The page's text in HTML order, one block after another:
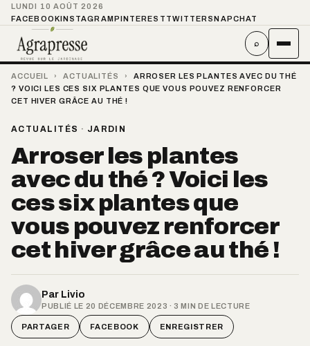
LUNDI 10 AOÛT 2026
FACEBOOKINSTAGRAMPINTEREST TWITTER SNAPCHAT
⌕
ACCUEIL › ACTUALITÉS ›
ARROSER LES PLANTES AVEC DU THÉ
? VOICI LES CES SIX PLANTES QUE VOUS POUVEZ RENFORCER
CET HIVER GRÂCE AU THÉ !
ACTUALITÉS · JARDIN
Arroser les plantes
avec du thé ? Voici les
ces six plantes que
vous pouvez renforcer
cet hiver grâce au thé !
Par Livio
PUBLIÉ LE 20 DÉCEMBRE 2023 · 3 MIN DE LECTURE
PARTAGER FACEBOOK ENREGISTRER